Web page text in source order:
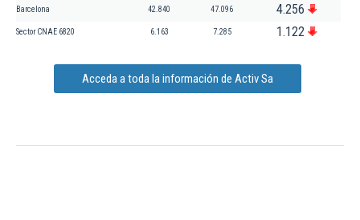
Barcelona 42.840 47.096 4.256
Sector CNAE 6820 6.163 7.285 1.122
Acceda a toda la información de Activ Sa